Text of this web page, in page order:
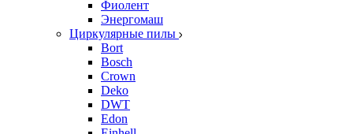
Фиолент
Энергомаш
Циркулярные пилы
Bort
Bosch
Crown
Deko
DWT
Edon